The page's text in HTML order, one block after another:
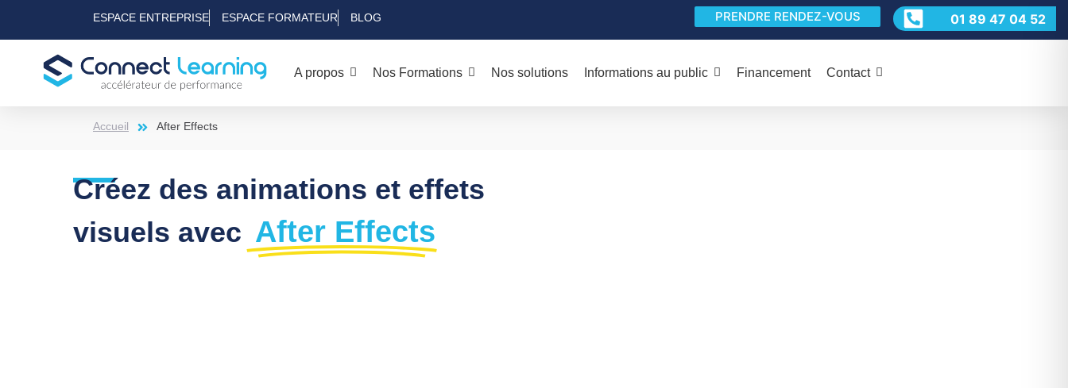
ESPACE ENTREPRISE ESPACE FORMATEUR BLOG PRENDRE RENDEZ-VOUS 01 89 47 04 52
A propos Nos Formations Nos solutions Informations au public Financement Contact
Accueil After Effects
Créez des animations et effets
visuels avec After Effects